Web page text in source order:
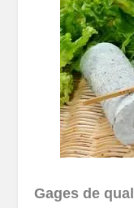
Gages de